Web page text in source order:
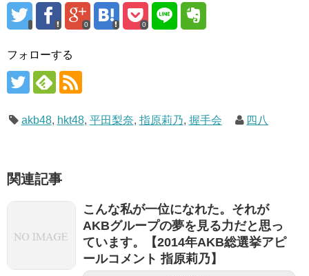
0 0
フォローする
akb48, hkt48, 平田梨奈, 指原莉乃, 握手会 四八
関連記事
こんな私が一位になれた。それが
AKBグループの夢を見る力だと思っ
ています。【2014年AKB総選挙アピ
ールコメント 指原莉乃】